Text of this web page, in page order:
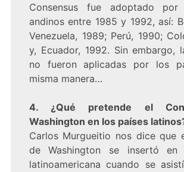
Consensus fue adoptado
andinos entre 1985 y 1992, así:
Venezuela, 1989; Perú, 1990;
y, Ecuador, 1992. Sin embargo,
no fueron aplicadas por los
misma manera…
4. ¿Qué pretende el
Washington en los países
Carlos Murgueitio nos dice que
de Washington se insertó en
latinoamericana cuando se